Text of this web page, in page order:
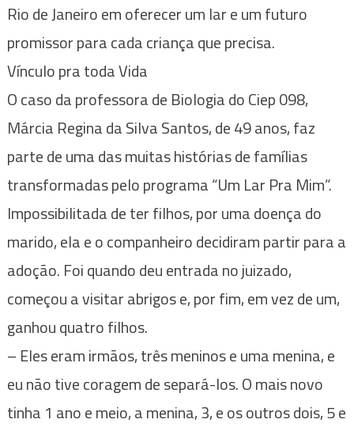
Rio de Janeiro em oferecer um lar e um futuro
promissor para cada criança que precisa.
Vínculo pra toda Vida
O caso da professora de Biologia do Ciep 098,
Márcia Regina da Silva Santos, de 49 anos, faz
parte de uma das muitas histórias de famílias
transformadas pelo programa “Um Lar Pra Mim”.
Impossibilitada de ter filhos, por uma doença do
marido, ela e o companheiro decidiram partir para a
adoção. Foi quando deu entrada no juizado,
começou a visitar abrigos e, por fim, em vez de um,
ganhou quatro filhos.
– Eles eram irmãos, três meninos e uma menina, e
eu não tive coragem de separá-los. O mais novo
tinha 1 ano e meio, a menina, 3, e os outros dois, 5 e